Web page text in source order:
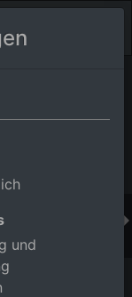
und